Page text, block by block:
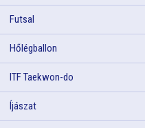
Futsal
Hőlégballon
ITF Taekwon-do
Íjászat